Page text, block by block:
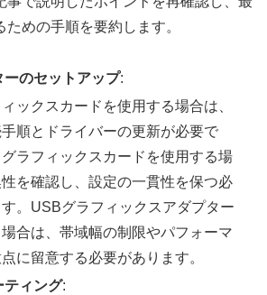
めの手順を要約します。
ーのセットアップ:
ックスカードを使用する場合は、
順とドライバーの更新が必要で
ラフィックスカードを使用する場
を確認し、設定の一貫性を保つ必
。USBグラフィックスアダプター
合は、帯域幅の制限やパフォーマ
に留意する必要があります。
ティング: